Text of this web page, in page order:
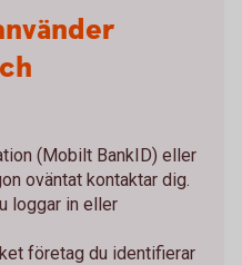
(Mobilt BankID) eller
oväntat kontaktar dig.
loggar in eller
företag du identifierar